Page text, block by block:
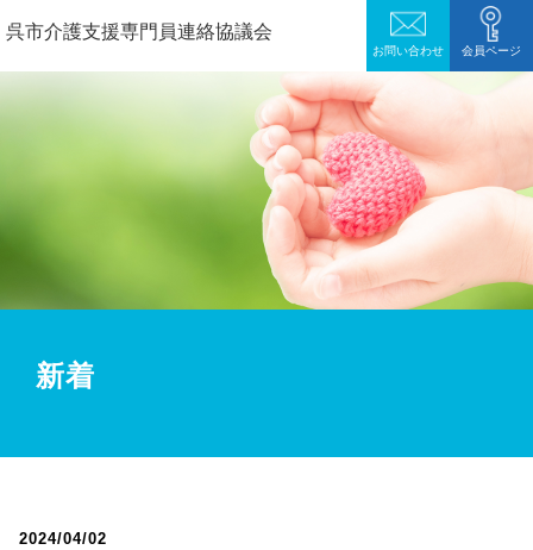
呉市介護支援専門員連絡協議会
お問い合わせ 会員ページ
新着
2024/04/02